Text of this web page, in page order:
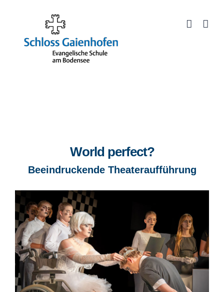
Werkzeugleiste öffnen
springen
World perfect?
Beeindruckende Theateraufführung